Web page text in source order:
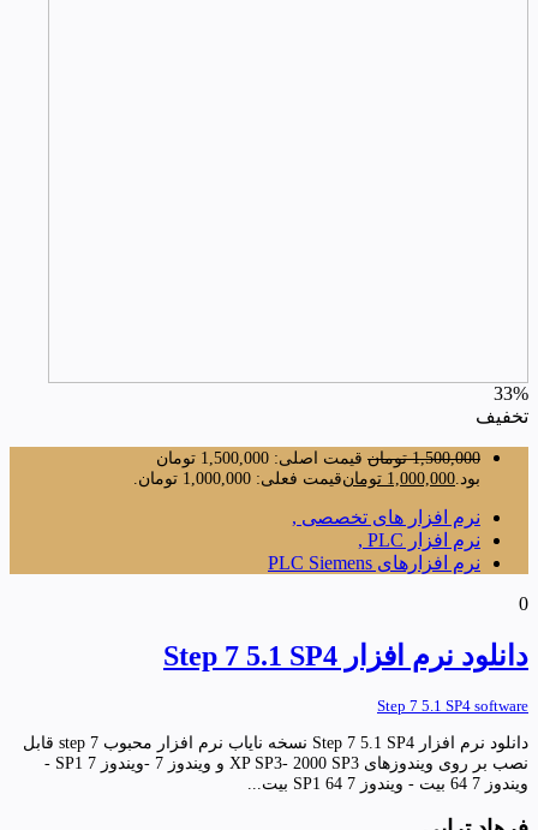
33%
تخفیف
1,500,000 تومان
قیمت اصلی: 1,500,000 تومان
بود. 1,000,000 تومانقیمت فعلی: 1,000,000 تومان.
نرم افزار های تخصصی ,
نرم افزار PLC ,
نرم افزارهای PLC Siemens
0
دانلود نرم افزار Step 7 5.1 SP4
Step 7 5.1 SP4 software
دانلود نرم افزار Step 7 5.1 SP4 نسخه نایاب نرم افزار محبوب step 7 قابل
نصب بر روی ویندوزهای XP SP3- 2000 SP3 و ویندوز 7 -ویندوز 7 SP1 -
ویندوز 7 64 بیت - ویندوز 7 SP1 64 بیت...